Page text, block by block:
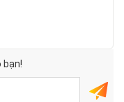
bạn!